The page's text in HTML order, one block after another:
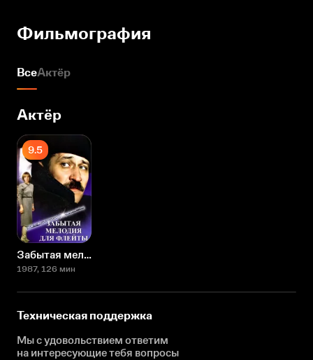
Фильмография
ВсеАктёр
Актёр
9.5
Забытая мелодия для флейты
1987, 126 мин
Техническая поддержка
Мы с удовольствием ответим
на интересующиетебя вопросы